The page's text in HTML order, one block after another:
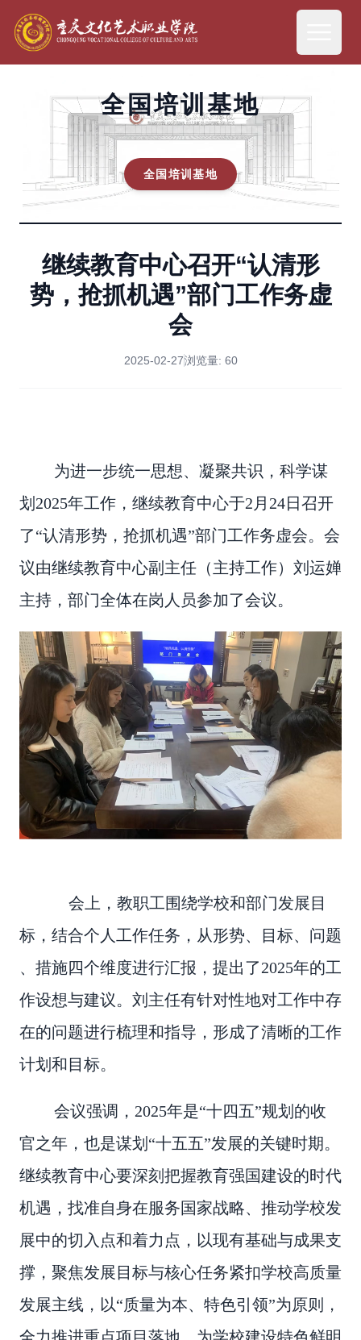
全国培训基地
全国培训基地
继续教育中心召开“认清形
势，抢抓机遇”部门工作务虚
会
2025-02-27浏览量: 60
为进一步统一思想、凝聚共识，科学谋
划2025年工作，继续教育中心于2月24日召开
了“认清形势，抢抓机遇”部门工作务虚会。会
议由继续教育中心副主任（主持工作）刘运婵
主持，部门全体在岗人员参加了会议。
会上，教职工围绕学校和部门发展目
标，结合个人工作任务，从形势、目标、问题
、措施四个维度进行汇报，提出了2025年的工
作设想与建议。刘主任有针对性地对工作中存
在的问题进行梳理和指导，形成了清晰的工作
计划和目标。
会议强调，2025年是“十四五”规划的收
官之年，也是谋划“十五五”发展的关键时期。
继续教育中心要深刻把握教育强国建设的时代
机遇，找准自身在服务国家战略、推动学校发
展中的切入点和着力点，以现有基础与成果支
撑，聚焦发展目标与核心任务紧扣学校高质量
发展主线，以“质量为本、特色引领”为原则，